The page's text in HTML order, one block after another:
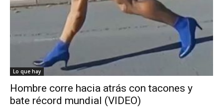
Lo que hay
Hombre corre hacia atrás con tacones y
bate récord mundial (VIDEO)